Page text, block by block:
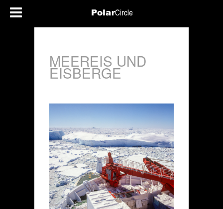
MEEREIS UND
EISBERGE